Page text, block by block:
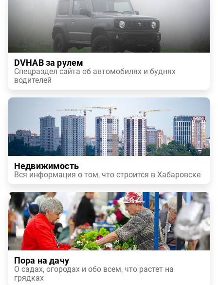
DVHAB за рулем
Спецраздел сайта об автомобилях и буднях
водителей
Недвижимость
Вся информация о том, что строится в Хабаровске
Пора на дачу
О садах, огородах и обо всем, что растет на
грядках